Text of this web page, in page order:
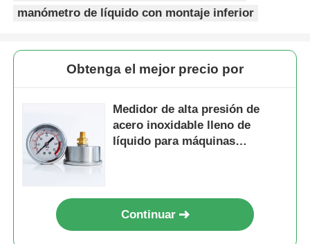
manómetro de líquido con montaje inferior
Obtenga el mejor precio por
Medidor de alta presión de
acero inoxidable lleno de
líquido para máquinas
Continuar